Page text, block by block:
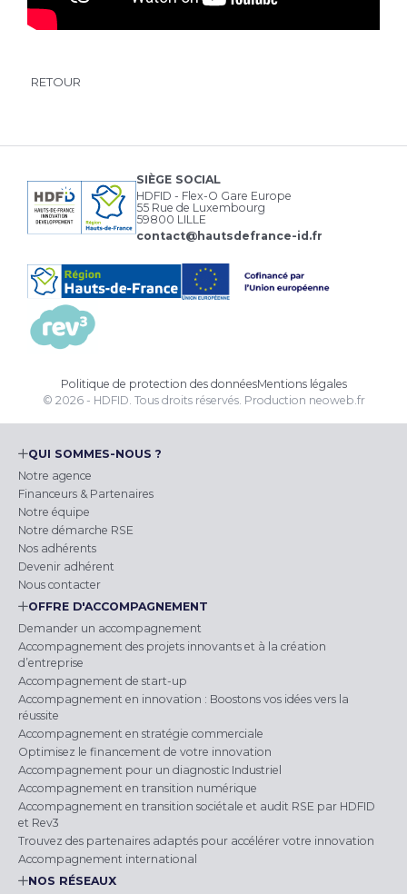
RETOUR
SIÈGE SOCIAL
HDFID - Flex-O Gare Europe
55 Rue de Luxembourg
59800 LILLE
contact@hautsdefrance-id.fr
Politique de protection des donnéesMentions légales
© 2026 - HDFID. Tous droits réservés. Production neoweb.fr
QUI SOMMES-NOUS ?
Notre agence
Financeurs & Partenaires
Notre équipe
Notre démarche RSE
Nos adhérents
Devenir adhérent
Nous contacter
OFFRE D'ACCOMPAGNEMENT
Demander un accompagnement
Accompagnement des projets innovants et à la création
d’entreprise
Accompagnement de start-up
Accompagnement en innovation : Boostons vos idées vers la
réussite
Accompagnement en stratégie commerciale
Optimisez le financement de votre innovation
Accompagnement pour un diagnostic Industriel
Accompagnement en transition numérique
Accompagnement en transition sociétale et audit RSE par HDFID
et Rev3
Trouvez des partenaires adaptés pour accélérer votre innovation
Accompagnement international
NOS RÉSEAUX